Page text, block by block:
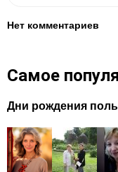
Нет комментариев
Самое
Дни рождения